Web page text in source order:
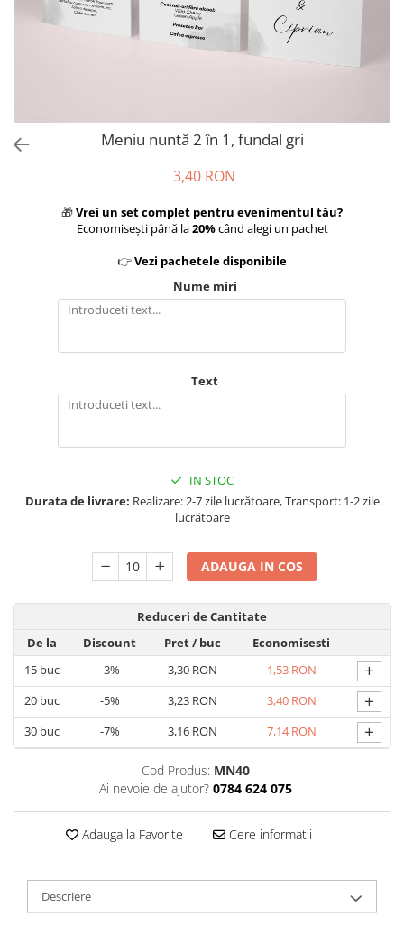
Meniu nuntă 2 în 1, fundal gri
3,40 RON
🎁Vrei un set complet pentru evenimentul tău?
Economisești până la20%când alegi un pachet
👉Vezi pachetele disponibile
Nume miri
Text
IN STOC
Durata de livrare: Realizare: 2-7 zile lucrătoare, Transport: 1-2 zile
lucrătoare
ADAUGA IN COS
Reduceri de Cantitate
De la
Discount Pret/ buc
Economisesti
15buc -3% 3,30 RON 1,53 RON +
20buc -5% 3,23 RON 3,40 RON +
30buc -7% 3,16 RON 7,14 RON +
Cod Produs: MN40
Ai nevoie de ajutor? 0784 624 075
Adauga la Favorite Cere informatii
Descriere